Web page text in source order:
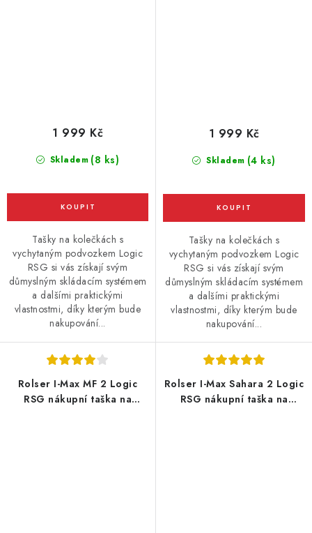
Skladem (8 ks)
1 999 Kč
Tašky na kolečkách s
vychytaným podvozkem Logic
RSG si vás získají svým
důmyslným skládacím systémem
a dalšími praktickými
vlastnostmi, díky kterým bude
nakupování...
Skladem (4 ks)
1 999 Kč
Tašky na kolečkách s
vychytaným podvozkem Logic
RSG si vás získají svým
důmyslným skládacím systémem
a dalšími praktickými
vlastnostmi, díky kterým bude
nakupování...
Rolser I-Max MF 2 Logic
RSG nákupní taška na
Rolser I-Max Sahara 2 Logic
RSG nákupní taška na